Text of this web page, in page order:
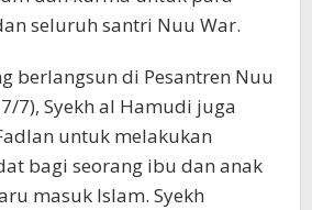
seluruh santri Nuu War.
berlangsun di Pesantren Nuu
7), Syekh al Hamudi juga
untuk melakukan
bagi seorang ibu dan anak
masuk Islam. Syekh